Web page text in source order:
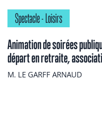
Spectacle - Loisirs
Animation de soirées
départ en retraite,
M. LE GARFF ARNAUD